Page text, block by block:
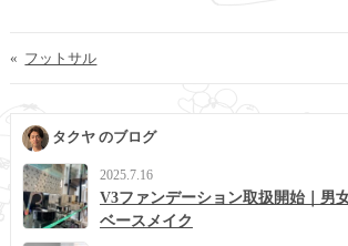
« フットサル
タクヤ のブログ
2025.7.16
V3ファンデーション取扱開始｜男
ベースメイク